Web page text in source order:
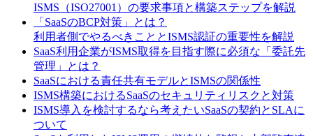
ISMS（ISO27001）の要求事項と構築ステップを解説
「SaaSのBCP対策」とは？
利用者側でやるべきこととISMS認証の重要性を解説
SaaS利用企業がISMS取得を目指す際に必須な「委託先
管理」とは？
SaaSにおける責任共有モデルとISMSの関係性
ISMS構築におけるSaaSのセキュリティリスクと対策
ISMS導入を検討するなら考えたいSaaSの契約とSLAに
ついて